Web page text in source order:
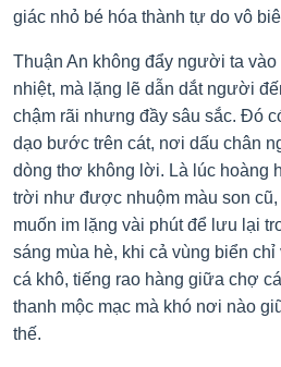
giác nhỏ bé hóa thành tự do vô
Thuận An không đẩy người ta
nhiệt, mà lặng lẽ dẫn dắt người
chậm rãi nhưng đầy sâu sắc. Đó
dạo bước trên cát, nơi dấu chân
dòng thơ không lời. Là lúc hoàng
trời như được nhuộm màu son
muốn im lặng vài phút để lưu lại
sáng mùa hè, khi cả vùng biển
cá khô, tiếng rao hàng giữa chợ
thanh mộc mạc mà khó nơi nào
thế.